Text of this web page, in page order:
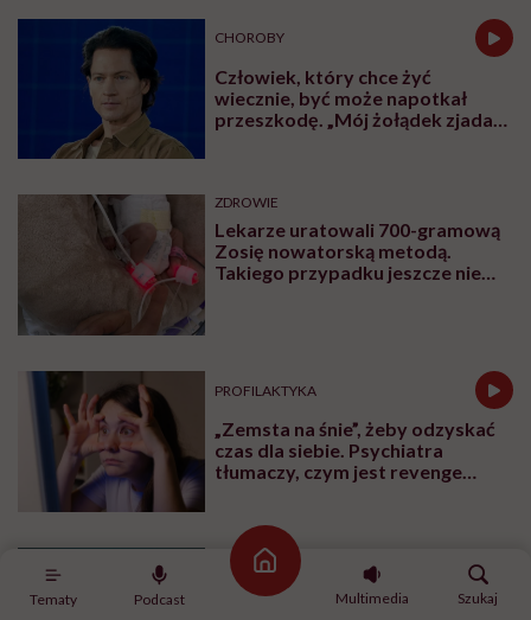
Tematy Podcast
Strona główna
Multimedia
Szukaj
CHOROBY
Człowiek, który chce żyć
wiecznie, być może napotkał
przeszkodę. „Mój żołądek zjada
ZDROWIE
Lekarze uratowali 700-gramową
Zosię nowatorską metodą.
Takiego przypadku jeszcze nie
PROFILAKTYKA
„Zemsta na śnie”, żeby odzyskać
czas dla siebie. Psychiatra
tłumaczy, czym jest revenge
PROFILAKTYKA
„Dominacja estrogenowa” hitem
mediów społecznościowych.